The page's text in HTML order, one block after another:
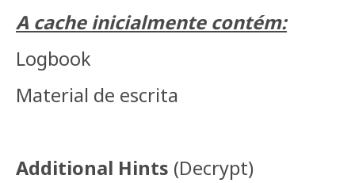
A cache inicialmente contém:
Logbook
Material de escrita
Additional Hints (Decrypt)